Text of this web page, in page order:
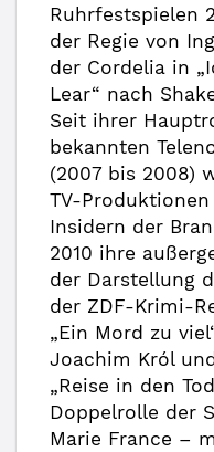
Ruhrfestspielen
der Regie von
der Cordelia in
Lear“ nach
Seit ihrer
bekannten
(2007 bis 2008)
TV-
Insidern der
2010 ihre
der Darstellung
der ZDF-Krimi-
„Ein Mord zu
Joachim Król
„Reise in den
Doppelrolle der
Marie France –